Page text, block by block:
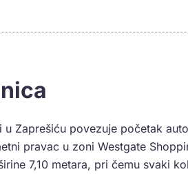
u Zaprešiću povezuje početak
pravac u zoni Westgate
7,10 metara, pri čemu svaki